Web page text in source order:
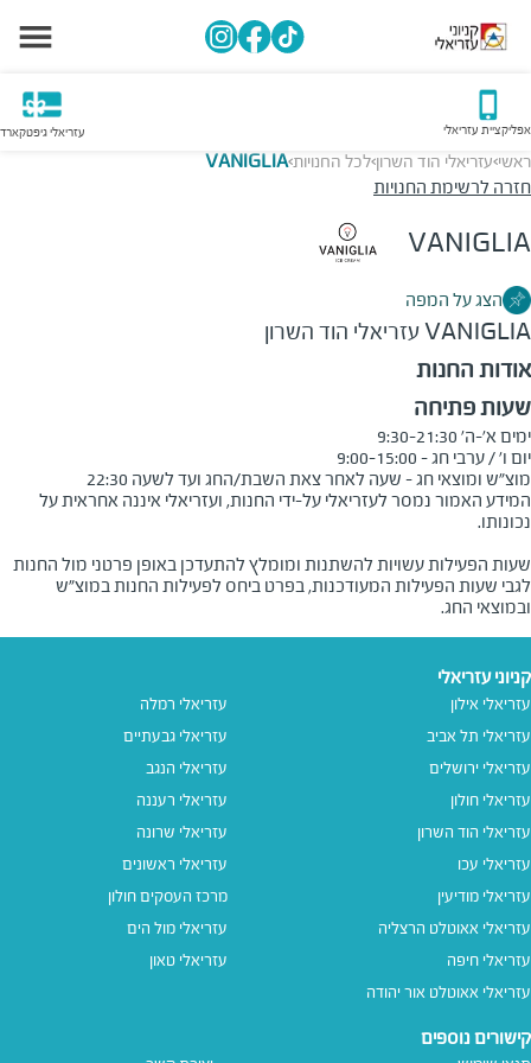
אפליקציית עזריאלי עזריאלי גיפטקארד
ראשי>עזריאלי הוד השרון>לכל החנויות>
VANIGLIA
חזרה לרשימת החנויות
VANIGLIA
הצג על המפה
VANIGLIAעזריאלי הוד השרון
אודות החנות
שעות פתיחה
מוצ"ש ומוצאי חג - שעה לאחר צאת השבת/החג ועד לשעה 22:30
המידע האמור נמסר לעזריאלי על-ידי החנות, ועזריאלי איננה אחראית על
שעות הפעילות עשויות להשתנות ומומלץ להתעדכן באופן פרטני מול החנות
לגבי שעות הפעילות המעודכנות, בפרט ביחס לפעילות החנות במוצ"ש
ובמוצאי החג.
קניוני עזריאלי
עזריאלי אילון
עזריאלי תל אביב
עזריאלי ירושלים
עזריאלי חולון
עזריאלי הוד השרון
עזריאלי עכו
עזריאלי מודיעין
עזריאלי אאוטלט הרצליה
עזריאלי חיפה
עזריאלי אאוטלט אור יהודה
עזריאלי רמלה
עזריאלי גבעתיים
עזריאלי הנגב
עזריאלי רעננה
עזריאלי שרונה
עזריאלי ראשונים
מרכז העסקים חולון
עזריאלי מול הים
עזריאלי טאון
קישורים נוספים